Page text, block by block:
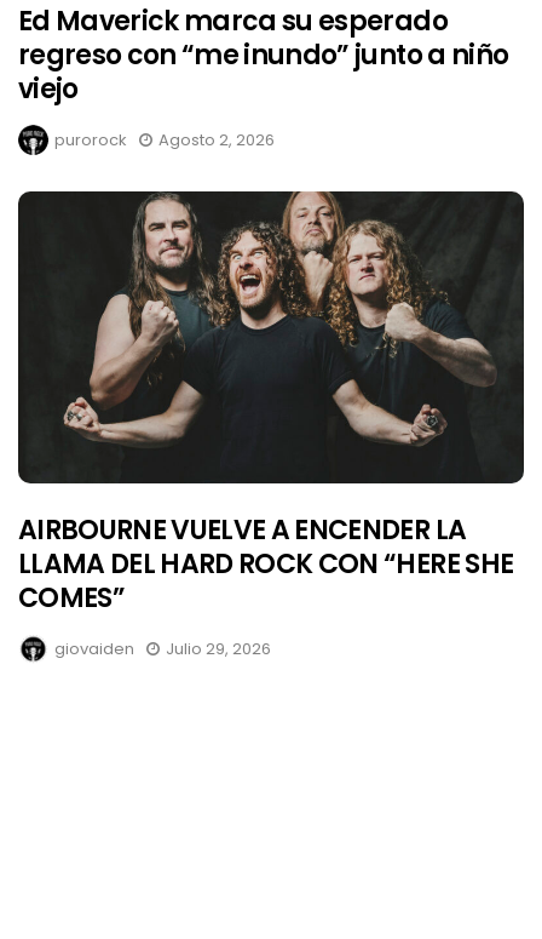
Ed Maverick marca su esperado
regreso con “me inundo” junto a niño
viejo
purorock Agosto 2, 2026
AIRBOURNE VUELVE A ENCENDER LA
LLAMA DEL HARD ROCK CON “HERE SHE
COMES”
giovaiden Julio 29, 2026